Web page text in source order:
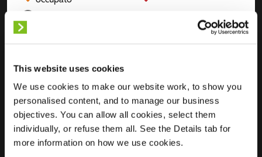
This website uses cookies
We use cookies to make our website work, to show you
personalised content, and to manage our business
objectives. You can allow all cookies, select them
individually, or refuse them all. See the Details tab for
more information on how we use cookies.
Posizione
Kwade Plas 1
2431 Laakdal
Belgio
Regular Charging